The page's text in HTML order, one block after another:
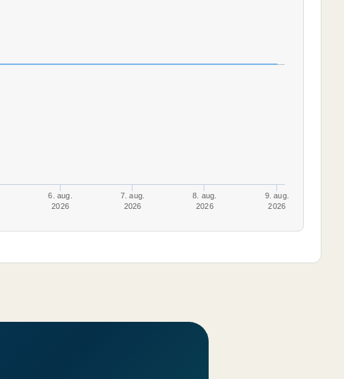
6. aug.
2026
7. aug.
2026
8. aug.
2026
9. aug.
2026